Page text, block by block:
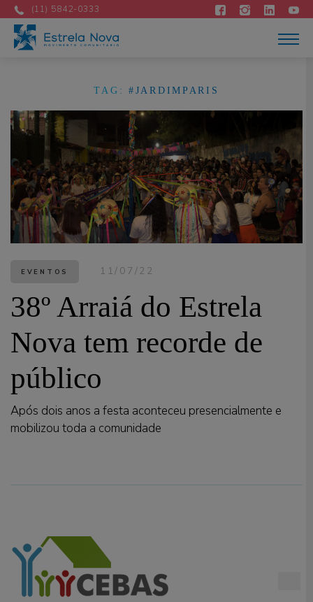
(11) 5842-0333
Acontece
TAG: #JARDIMPARIS
EVENTOS 11/07/22
38º Arraiá do Estrela
Nova tem recorde de
público
Após dois anos a festa aconteceu presencialmente e
mobilizou toda a comunidade